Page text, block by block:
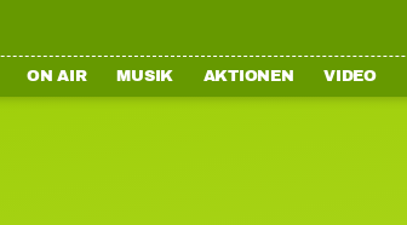
ON AIR MUSIK AKTIONEN VIDEO